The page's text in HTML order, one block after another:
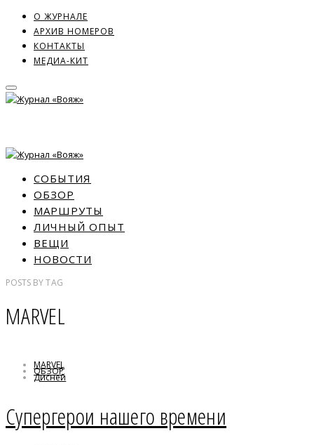
О ЖУРНАЛЕ
АРХИВ НОМЕРОВ
КОНТАКТЫ
МЕДИА-КИТ
СОБЫТИЯ
ОБЗОР
МАРШРУТЫ
ЛИЧНЫЙ ОПЫТ
ВЕЩИ
НОВОСТИ
POSTS BYTAG
MARVEL
ОБЗОР
MARVEL
Дисней
Супергерои нашего времени